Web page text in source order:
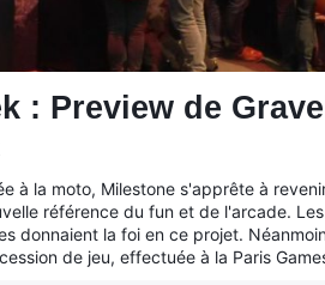
: Preview de Gravel
à la moto, Milestone s'apprête à
référence du fun et de l'arcade.
donnaient la foi en ce projet.
de jeu, effectuée à la Paris